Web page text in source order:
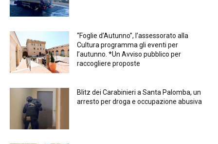
“Foglie d’Autunno”, l’assessorato alla
Cultura programma gli eventi per
l’autunno. *Un Avviso pubblico per
raccogliere proposte
Blitz dei Carabinieri a Santa Palomba, un
arresto per droga e occupazione abusiva